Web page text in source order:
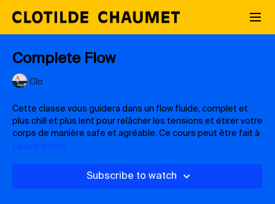
Complete Flow
Clo
Cette classe vous guidera dans un flow fluide, complet et
plus chill et plus lent pour relâcher les tensions et étirer votre
corps de manière safe et agréable. Ce cours peut être fait à
n'importe quel moment de la journée, le matin pour
soir, pour préparer une bonne nuit de sommeil.
Learn more
Subscribe to watch